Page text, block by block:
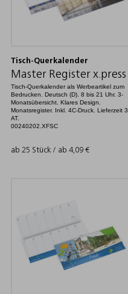
Tisch-Querkalender
Master Register x.press
Tisch-Querkalender als Werbeartikel zum
Bedrucken. Deutsch (D). 8 bis 21 Uhr. 3-
Monatsübersicht. Klares Design.
Monatsregister. Inkl. 4C-Druck. Lieferzeit 3
AT.
00240202.XFSC
ab 25 Stück / ab 4,09 €